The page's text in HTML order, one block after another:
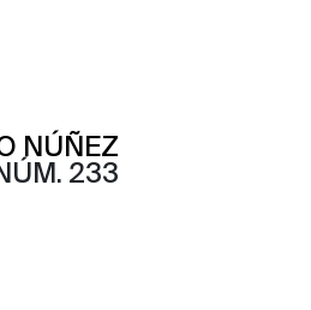
NÚÑEZ
233